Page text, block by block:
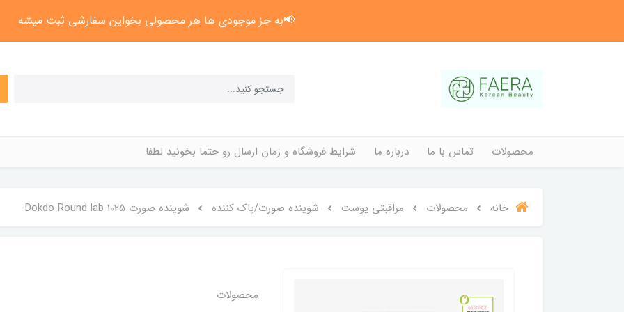
📢به جز موجودی ها هر محصولی بخواین سفارشی ثبت میشه
محصولات تماس با ما درباره ما شرایط فروشگاه و زمان ارسال رو حتما بخونید لطفا
خانه محصولات مراقبتی پوست شوینده صورت/پاک کننده شوینده صورت 1025 Dokdo Round lab
محصولات